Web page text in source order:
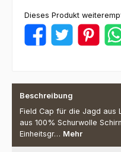
Dieses Produkt
Beschreibung
Field Cap für die Jagd aus
aus 100% Schurwolle
Einheitsgr… Mehr